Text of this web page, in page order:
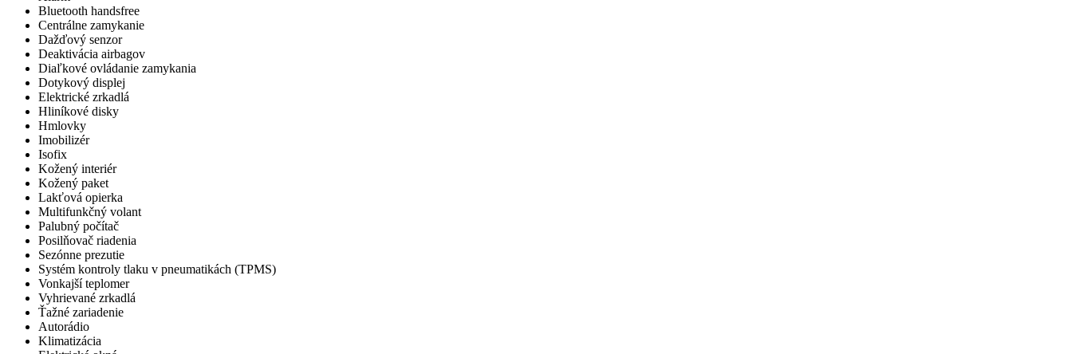
Bluetooth handsfree
Centrálne zamykanie
Dažďový senzor
Deaktivácia airbagov
Diaľkové ovládanie zamykania
Dotykový displej
Elektrické zrkadlá
Hliníkové disky
Hmlovky
Imobilizér
Isofix
Kožený interiér
Kožený paket
Lakťová opierka
Multifunkčný volant
Palubný počítač
Posilňovač riadenia
Sezónne prezutie
Systém kontroly tlaku v pneumatikách (TPMS)
Vonkajší teplomer
Vyhrievané zrkadlá
Ťažné zariadenie
Autorádio
Klimatizácia